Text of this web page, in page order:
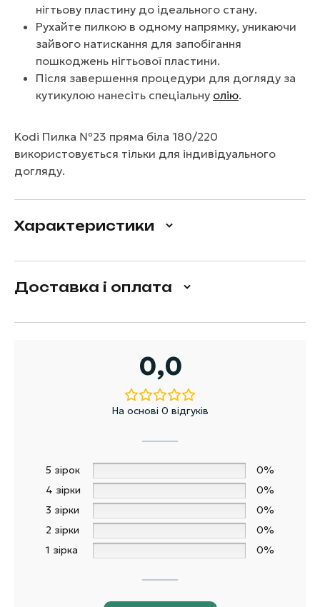
нігтьову пластину до ідеального стану.
Рухайте пилкою в одному напрямку, уникаючи
зайвого натискання для запобігання
пошкоджень нігтьової пластини.
Після завершення процедури для догляду за
кутикулою нанесіть спеціальну олію.
Kodi Пилка №23 пряма біла 180/220
використовується тільки для індивідуального
догляду.
Характеристики
Доставка і оплата
0,0
На основі 0 відгуків
5 зірок
0%
4 зірки
0%
3 зірки
0%
2 зірки
0%
1 зірка
0%